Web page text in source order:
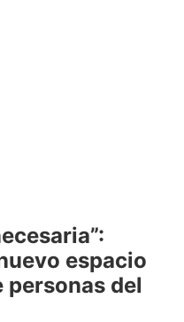
espacio
personas del